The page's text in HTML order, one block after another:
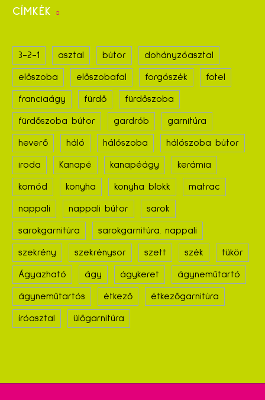
CÍMKÉK
3-2-1 asztal bútor dohányzóasztal
előszoba előszobafal forgószék fotel
franciaágy fürdő fürdőszoba
fürdőszoba bútor gardrób garnitúra
heverő háló hálószoba hálószoba bútor
iroda Kanapé kanapéágy kerámia
komód konyha konyha blokk matrac
nappali nappali bútor sarok
sarokgarnitúra sarokgarnitúra. nappali
szekrény szekrénysor szett szék tükör
Ágyazható ágy ágykeret ágyneműtartó
ágyneműtartós étkező étkezőgarnitúra
íróasztal ülőgarnitúra